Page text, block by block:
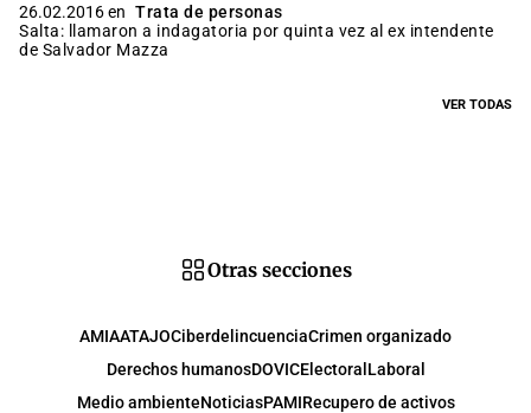
26.02.2016 en Trata de personas
Salta: llamaron a indagatoria por quinta vez al ex intendente
de Salvador Mazza
VER TODAS
Otras secciones
AMIAATAJOCiberdelincuenciaCrimen organizado
Derechos humanosDOVICElectoral Laboral
Medio ambienteNoticiasPAMIRecupero de activos